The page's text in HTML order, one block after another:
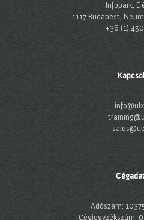
Infopark, E
1117 Budapest,
+36 (1)
Adószám:
Cégjegyzékszám: